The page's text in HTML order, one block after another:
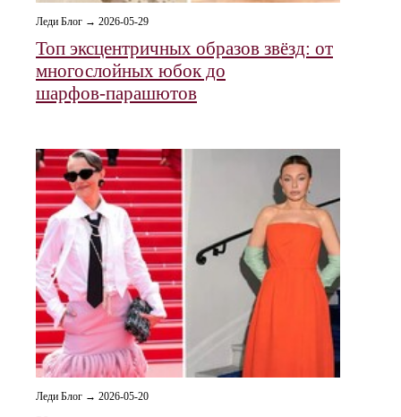
Леди Блог → 2026-05-29
Топ эксцентричных образов звёзд: от
многослойных юбок до
шарфов‑парашютов
Леди Блог → 2026-05-20